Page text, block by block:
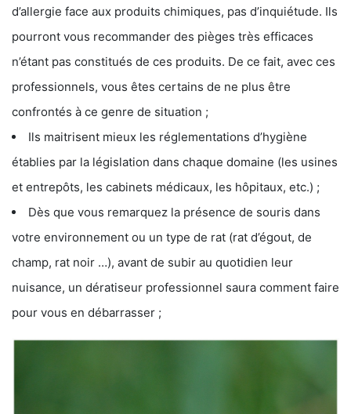
d’allergie face aux produits chimiques, pas d’inquiétude. Ils
pourront vous recommander des pièges très efficaces
n’étant pas constitués de ces produits. De ce fait, avec ces
professionnels, vous êtes certains de ne plus être
confrontés à ce genre de situation ;
Ils maitrisent mieux les réglementations d’hygiène
établies par la législation dans chaque domaine (les usines
et entrepôts, les cabinets médicaux, les hôpitaux, etc.) ;
Dès que vous remarquez la présence de souris dans
votre environnement ou un type de rat (rat d’égout, de
champ, rat noir …), avant de subir au quotidien leur
nuisance, un dératiseur professionnel saura comment faire
pour vous en débarrasser ;